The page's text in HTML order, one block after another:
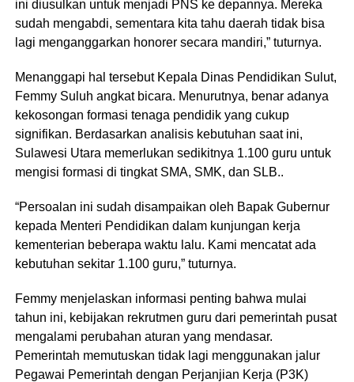
ini diusulkan untuk menjadi PNS ke depannya. Mereka
sudah mengabdi, sementara kita tahu daerah tidak bisa
lagi menganggarkan honorer secara mandiri,” tuturnya.
Menanggapi hal tersebut Kepala Dinas Pendidikan Sulut,
Femmy Suluh angkat bicara. Menurutnya, benar adanya
kekosongan formasi tenaga pendidik yang cukup
signifikan. Berdasarkan analisis kebutuhan saat ini,
Sulawesi Utara memerlukan sedikitnya 1.100 guru untuk
mengisi formasi di tingkat SMA, SMK, dan SLB..
​“Persoalan ini sudah disampaikan oleh Bapak Gubernur
kepada Menteri Pendidikan dalam kunjungan kerja
kementerian beberapa waktu lalu. Kami mencatat ada
kebutuhan sekitar 1.100 guru,” tuturnya.
​Femmy menjelaskan informasi penting bahwa mulai
tahun ini, kebijakan rekrutmen guru dari pemerintah pusat
mengalami perubahan aturan yang mendasar.
Pemerintah memutuskan tidak lagi menggunakan jalur
Pegawai Pemerintah dengan Perjanjian Kerja (P3K)